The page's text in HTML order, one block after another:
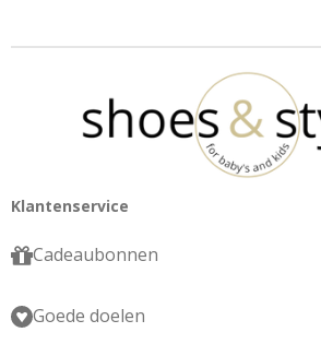
Klantenservice
Cadeaubonnen
Goede doelen